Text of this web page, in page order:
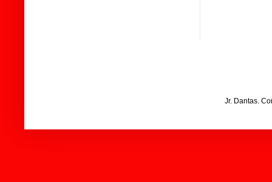
Jr. Dantas.